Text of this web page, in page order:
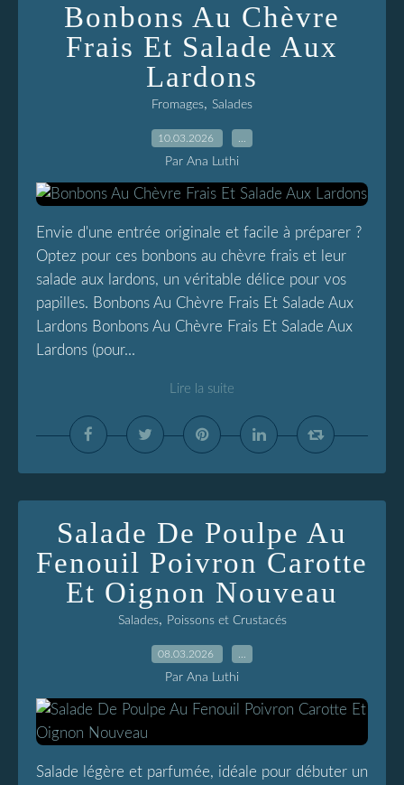
Bonbons Au Chèvre
Frais Et Salade Aux
Lardons
Fromages, Salades
10.03.2026
Par Ana Luthi
Envie d'une entrée originale et facile à préparer ?
Optez pour ces bonbons au chèvre frais et leur
salade aux lardons, un véritable délice pour vos
papilles. Bonbons Au Chèvre Frais Et Salade Aux
Lardons Bonbons Au Chèvre Frais Et Salade Aux
Lardons (pour...
Lire la suite
Salade De Poulpe Au
Fenouil Poivron Carotte
Et Oignon Nouveau
Salades, Poissons et Crustacés
08.03.2026
Par Ana Luthi
Salade légère et parfumée, idéale pour débuter un